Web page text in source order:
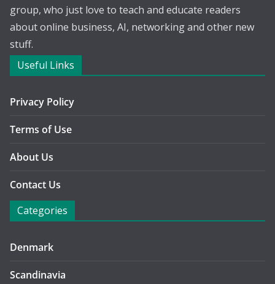
group, who just love to teach and educate readers
about online business, AI, networking and other new
stuff.
Useful Links
Privacy Policy
Terms of Use
About Us
Contact Us
Categories
Denmark
Scandinavia